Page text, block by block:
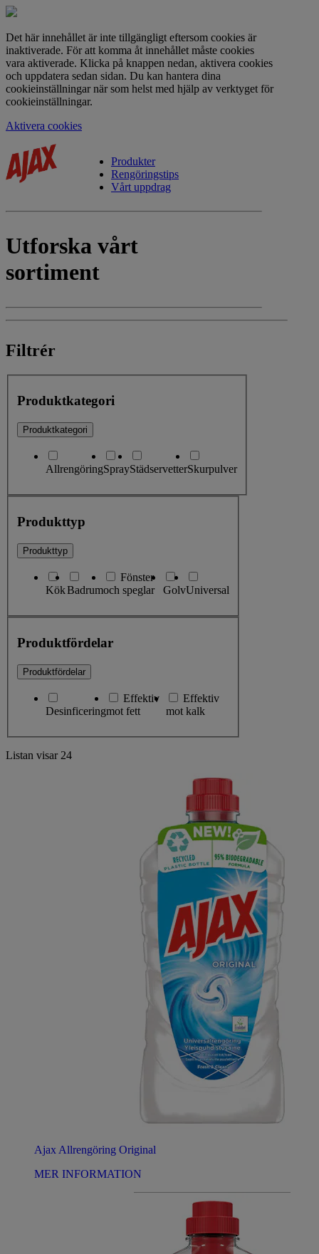
Det här innehållet är inte tillgängligt eftersom cookies är
inaktiverade. För att komma åt innehållet måste cookies
vara aktiverade. Klicka på knappen nedan, aktivera cookies
och uppdatera sedan sidan. Du kan hantera dina
cookieinställningar när som helst med hjälp av verktyget för
cookieinställningar.
Aktivera cookies
Produkter
Rengöringstips
Vårt uppdrag
Utforska vårt
sortiment
Filtrér
Produktkategori
Produktkategori
AllrengöringSprayStädservetterSkurpulver
Produkttyp
Produkttyp
KökBadrum
Fönster
och speglar
GolvUniversal
Produktfördelar
Produktfördelar
Desinficering
Effektiv
mot fett
Effektiv
mot kalk
Listan visar 24
Ajax Allrengöring Original
MER INFORMATION